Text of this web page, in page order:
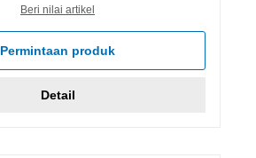
Beri nilai artikel
Permintaan produk
Detail